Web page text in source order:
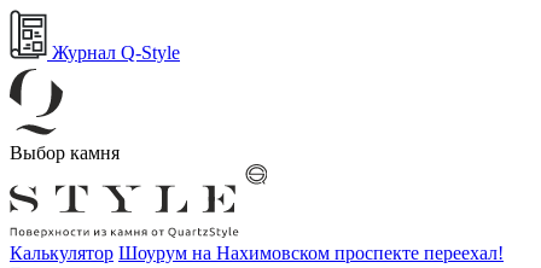
Журнал Q-Style
Выбор камня
Калькулятор Шоурум на Нахимовском проспекте переехал!